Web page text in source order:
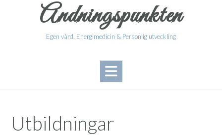
Andningspunkten
Egen vård, Energimedicin & Personlig utveckling
Utbildningar